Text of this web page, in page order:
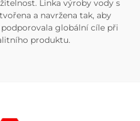
Linka výroby vody s
a navržena tak, aby
globální cíle při
produktu.